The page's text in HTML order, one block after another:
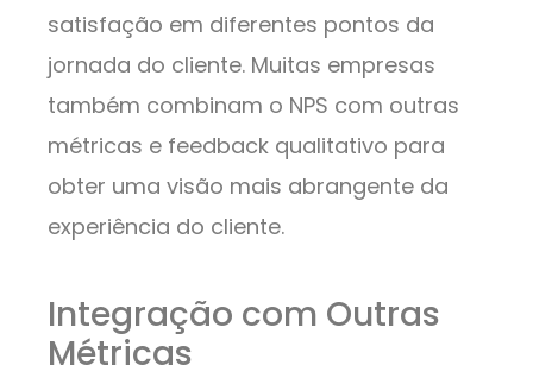
satisfação em diferentes pontos da
jornada do cliente. Muitas empresas
também combinam o NPS com outras
métricas e feedback qualitativo para
obter uma visão mais abrangente da
experiência do cliente.
Integração com Outras
Métricas